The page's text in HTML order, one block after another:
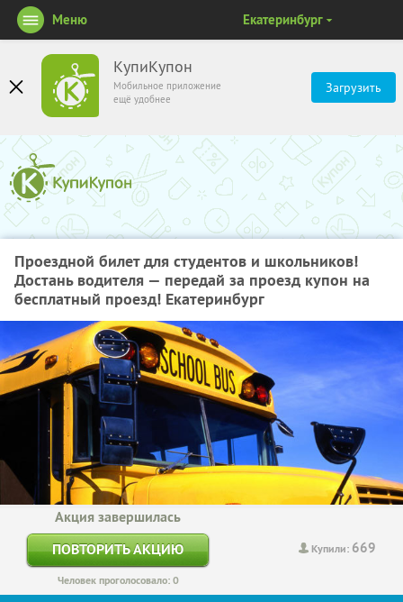
КупиКупон
Мобильное приложение
ещё удобнее
Загрузить
Меню Екатеринбург
Проездной билет для студентов и школьников!
Достань водителя — передай за проезд купон на
бесплатный проезд! Екатеринбург
Купили: 669
Акция завершилась
ПОВТОРИТЬ АКЦИЮ
Человек проголосовало: 0